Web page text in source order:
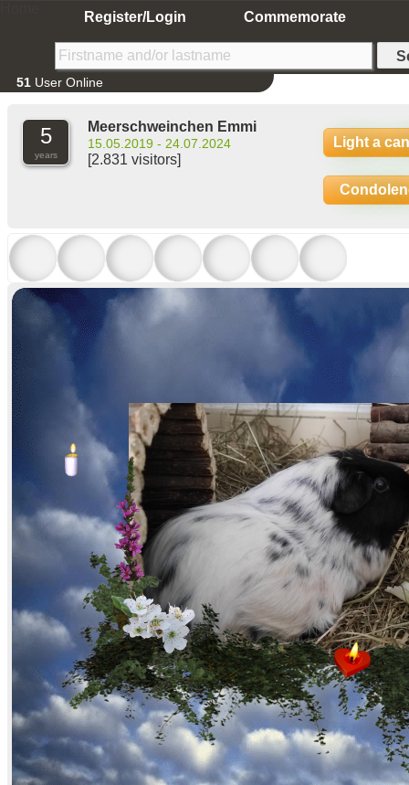
Register/Login Commemorate
51 User Online
5
years
Meerschweinchen Emmi
15.05.2019 - 24.07.2024
[2.831 visitors]
Light a